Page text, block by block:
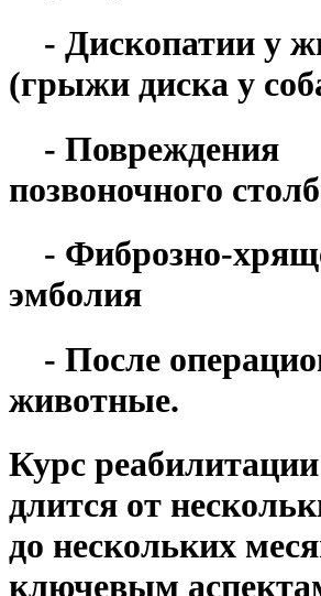
- Дископатии у
(грыжи диска у
- Повреждения
позвоночного
- Фиброзно-
эмболия
- После
животные.
Курс
длится от
до нескольких
ключевым